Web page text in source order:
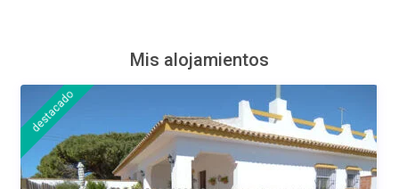
Mis alojamientos
destacado